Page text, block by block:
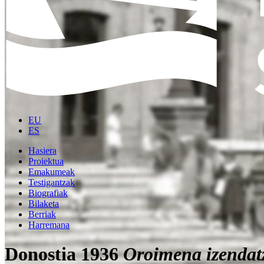
EU
ES
Hasiera
Proiektua
Emakumeak
Testigantzak
Biografiak
Bilaketa
Berriak
Harremana
Donostia 1936Oroimena